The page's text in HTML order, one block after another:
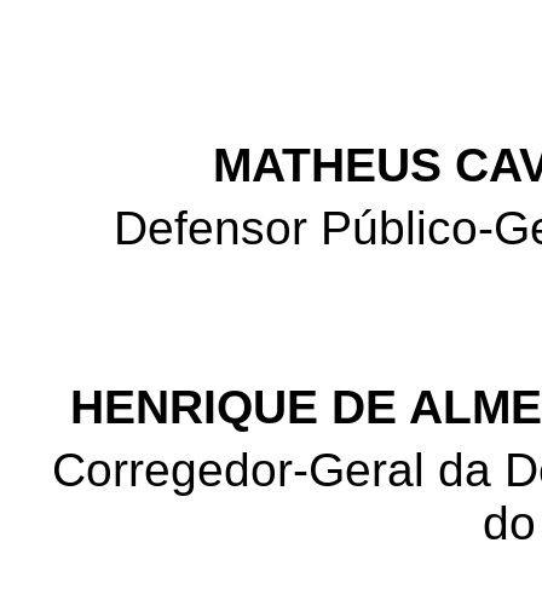
MATHEUS
Defensor Público-
HENRIQUE DE
Corregedor-Geral da